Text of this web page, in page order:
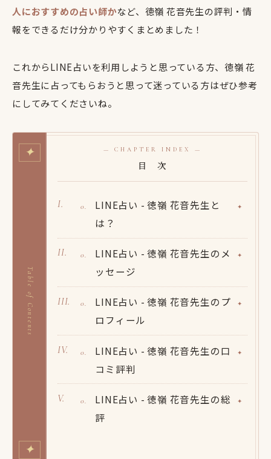
人におすすめの占い師かなど、徳嶺 花音先生の評判・情
報をできるだけ分かりやすくまとめました！
これからLINE占いを利用しようと思っている方、徳嶺 花
音先生に占ってもらおうと思って迷っている方はぜひ参考
にしてみてくださいね。
✦
Table of Contents
✦
— CHAPTER INDEX —
目 次
LINE占い - 徳嶺 花音先生と
は？
LINE占い - 徳嶺 花音先生のメ
ッセージ
LINE占い - 徳嶺 花音先生のプ
ロフィール
LINE占い - 徳嶺 花音先生の口
コミ評判
LINE占い - 徳嶺 花音先生の総
評